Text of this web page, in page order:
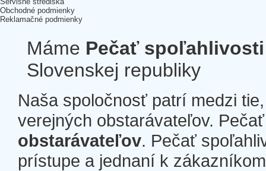
Obchodné podmienky
Reklamačné podmienky
Máme Pečať spoľahlivosti
Slovenskej republiky
Naša spoločnosť patrí medzi
verejných obstarávateľov.
obstarávateľov. Pečať
prístupe a jednaní k